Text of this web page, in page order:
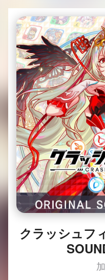
クラッシュフ